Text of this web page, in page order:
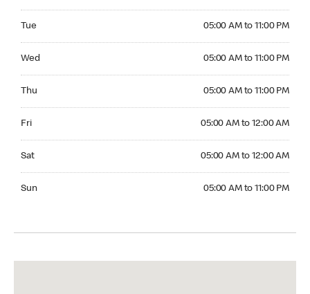
Tue 05:00 AM to 11:00 PM
Wed 05:00 AM to 11:00 PM
Thu 05:00 AM to 11:00 PM
Fri 05:00 AM to 12:00 AM
Sat 05:00 AM to 12:00 AM
Sun 05:00 AM to 11:00 PM